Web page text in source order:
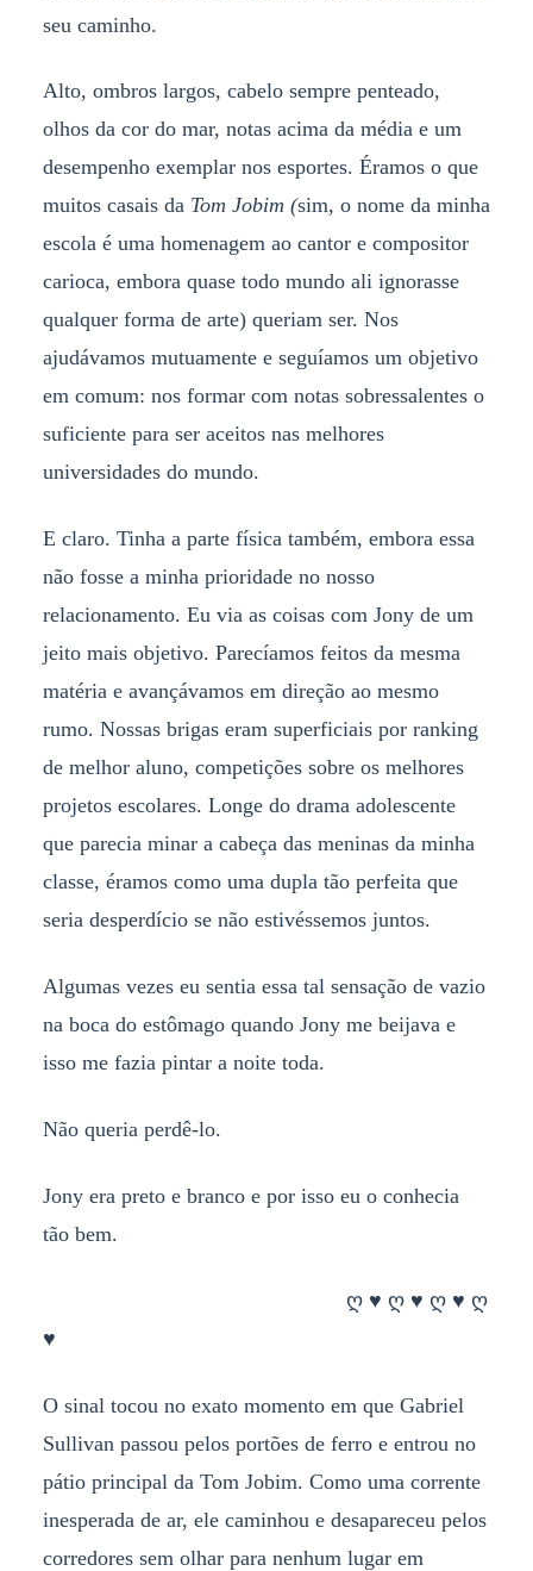
seu caminho.
Alto, ombros largos, cabelo sempre penteado,
olhos da cor do mar, notas acima da média e um
desempenho exemplar nos esportes. Éramos o que
muitos casais da Tom Jobim (sim, o nome da minha
escola é uma homenagem ao cantor e compositor
carioca, embora quase todo mundo ali ignorasse
qualquer forma de arte) queriam ser. Nos
ajudávamos mutuamente e seguíamos um objetivo
em comum: nos formar com notas sobressalentes o
suficiente para ser aceitos nas melhores
universidades do mundo.
E claro. Tinha a parte física também, embora essa
não fosse a minha prioridade no nosso
relacionamento. Eu via as coisas com Jony de um
jeito mais objetivo. Parecíamos feitos da mesma
matéria e avançávamos em direção ao mesmo
rumo. Nossas brigas eram superficiais por ranking
de melhor aluno, competições sobre os melhores
projetos escolares. Longe do drama adolescente
que parecia minar a cabeça das meninas da minha
classe, éramos como uma dupla tão perfeita que
seria desperdício se não estivéssemos juntos.
Algumas vezes eu sentia essa tal sensação de vazio
na boca do estômago quando Jony me beijava e
isso me fazia pintar a noite toda.
Não queria perdê-lo.
Jony era preto e branco e por isso eu o conhecia
tão bem.
ღ ♥ ღ ♥ ღ ♥ ღ
♥
O sinal tocou no exato momento em que Gabriel
Sullivan passou pelos portões de ferro e entrou no
pátio principal da Tom Jobim. Como uma corrente
inesperada de ar, ele caminhou e desapareceu pelos
corredores sem olhar para nenhum lugar em